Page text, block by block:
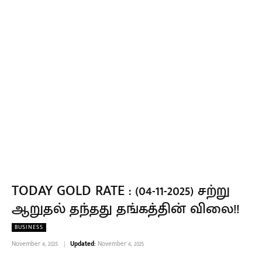
TODAY GOLD RATE : (04-11-2025) சற்று
ஆறுதல் தந்தது தங்கத்தின் விலை!!
BUSINESS
November 4, 2025 Updated: November 4, 2025